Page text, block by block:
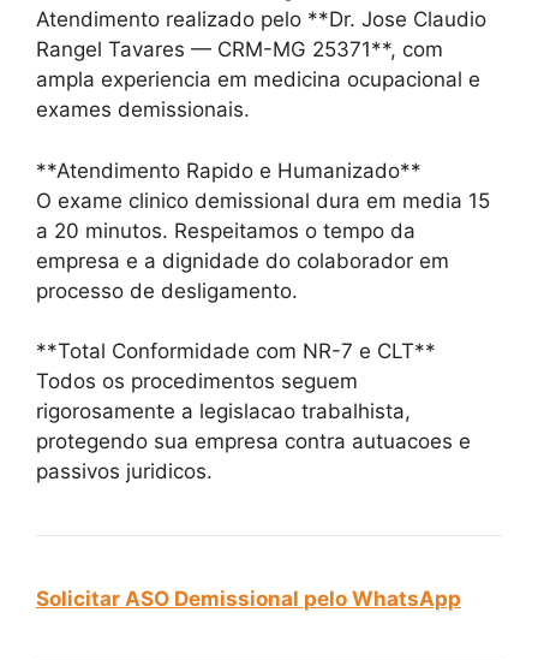
Atendimento realizado pelo **Dr. Jose Claudio
Rangel Tavares — CRM-MG 25371**, com
ampla experiencia em medicina ocupacional e
exames demissionais.
**Atendimento Rapido e Humanizado**
O exame clinico demissional dura em media 15
a 20 minutos. Respeitamos o tempo da
empresa e a dignidade do colaborador em
processo de desligamento.
**Total Conformidade com NR-7 e CLT**
Todos os procedimentos seguem
rigorosamente a legislacao trabalhista,
protegendo sua empresa contra autuacoes e
passivos juridicos.
Solicitar ASO Demissional pelo WhatsApp